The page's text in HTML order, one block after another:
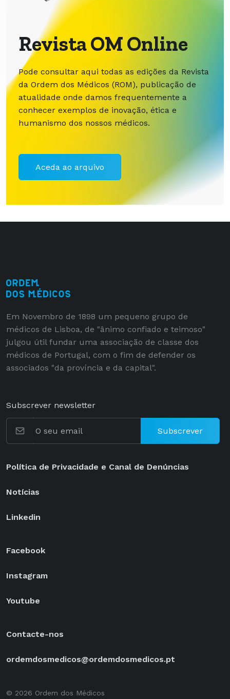
Revista OM Online
Pode consultar aqui todas as edições da Revista
da Ordem dos Médicos (ROM), publicação de
atualidade onde damos frequentemente a
conhecer exemplos de inovação, ética e
humanismo dos nossos médicos.
Aceda ao arquivo
Em Novembro de 1898 um pequeno grupo de
médicos de Lisboa, de "ânimo confiado e teimoso"
julgou útil fundar uma associação de classe dos
médicos de Portugal, com o fim de defender os
associados "da província e da capital".
Subscrever newsletter
Subscrever
Política de Privacidade e Canal de Denúncias
Notícias
Linkedin
Facebook
Instagram
Youtube
Contacte-nos
ordemdosmedicos@ordemdosmedicos.pt
© 2026 Ordem dos Médicos